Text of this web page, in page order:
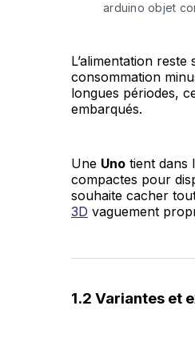
arduino objet
L’alimentation
consommation
longues périodes,
embarqués.
Une Uno tient dans
compactes pour
souhaite cacher
3D vaguement
1.2 Variantes et